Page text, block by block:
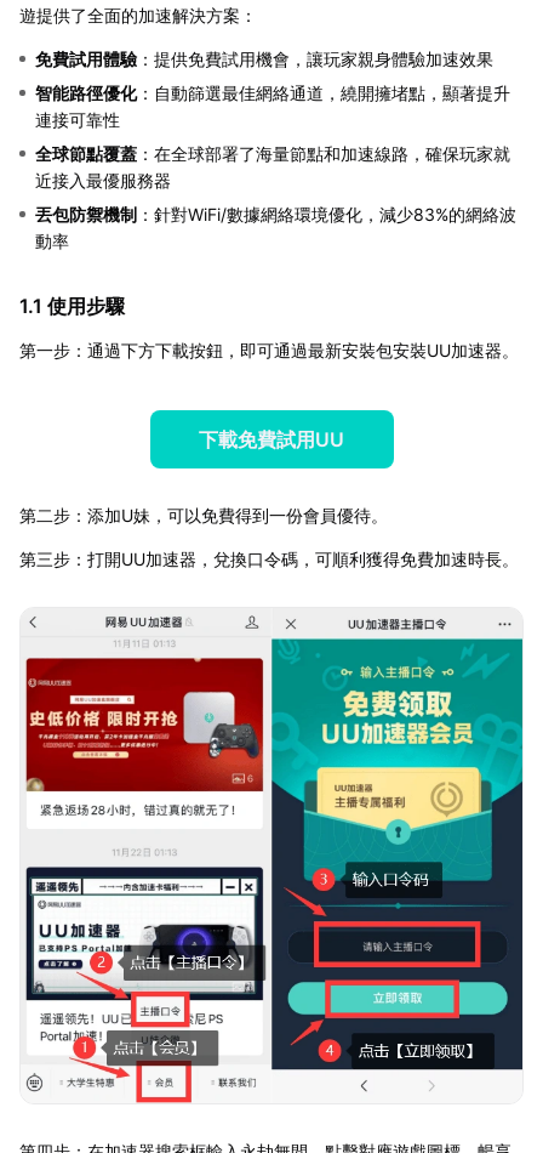
遊提供了全面的加速解決方案：
免費試用體驗 ：提供免費試用機會，讓玩家親身體驗加速效果
智能路徑優化：自動篩選最佳網絡通道，繞開擁堵點，顯著提升
連接可靠性
全球節點覆蓋 ：在全球部署了海量節點和加速線路，確保玩家就
近接入最優服務器
丟包防禦機制 ：針對WiFi/數據網絡環境優化，減少83%的網絡波
動率
1.1 使用步驟
第一步：通過下方下載按鈕，即可通過最新安裝包安裝UU加速器。
下載免費試用UU
第二步：添加U妹，可以免費得到一份會員優待。
第三步：打開UU加速器，兌換口令碼，可順利獲得免費加速時長。